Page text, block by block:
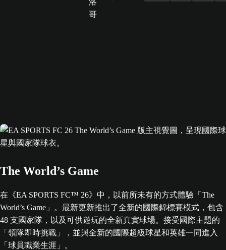
The World’s Game
在《EA SPORTS FC™ 26》中，以前所未有的方式體驗「The
World’s Game」。最新更新推出了全新的國際錦標賽模式，包含
48 支國家隊，以及可供遊玩的全新真實球場。接受國際主題的
「領隊即時挑戰」，並與全新的國際超級球星和英雄一同進入
「球員職業生涯」。